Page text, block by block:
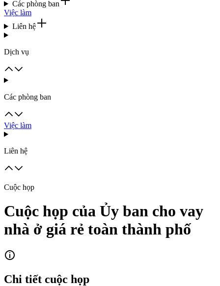
Các phòng ban
Việc làm
Liên hệ
Dịch vụ
Các phòng ban
Việc làm
Liên hệ
Cuộc họp
Cuộc họp của Ủy ban cho vay
nhà ở giá rẻ toàn thành phố
Chi tiết cuộc họp